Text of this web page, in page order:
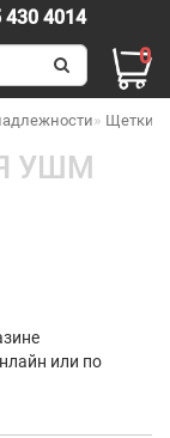
430 4014
0
Щетки
УШМ
или по